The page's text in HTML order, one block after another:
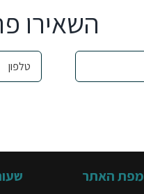
השאירו
מפת האתר